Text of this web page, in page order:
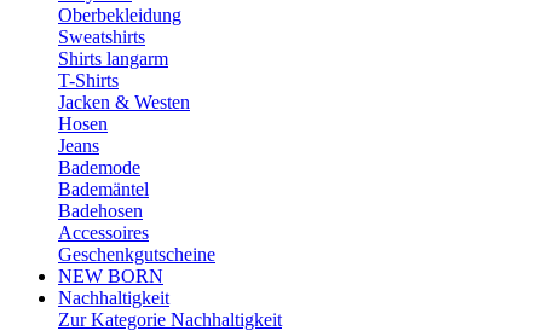
Oberbekleidung
Sweatshirts
Shirts langarm
T-Shirts
Jacken & Westen
Hosen
Jeans
Bademode
Bademäntel
Badehosen
Accessoires
Geschenkgutscheine
NEW BORN
Nachhaltigkeit
Zur Kategorie Nachhaltigkeit